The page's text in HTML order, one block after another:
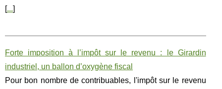
[...]
Forte imposition à l’impôt sur le revenu : le Girardin
industriel, un ballon d’oxygène fiscal
Pour bon nombre de contribuables, l'impôt sur le revenu